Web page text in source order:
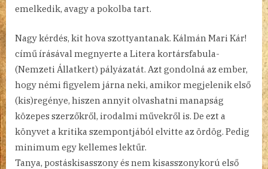
emelkedik, avagy a pokolba tart.
Nagy kérdés, kit hova szottyantanak. Kálmán Mari Kár!
című írásával megnyerte a Litera kortársfabula-
(Nemzeti Állatkert) pályázatát. Azt gondolná az ember,
hogy némi figyelem járna neki, amikor megjelenik első
(kis)regénye, hiszen annyit olvashatni manapság
közepes szerzőkről, irodalmi művekről is. De ezt a
könyvet a kritika szempontjából elvitte az ördög. Pedig
minimum egy kellemes lektűr.
Tanya, postáskisasszony és nem kisasszonykorú első